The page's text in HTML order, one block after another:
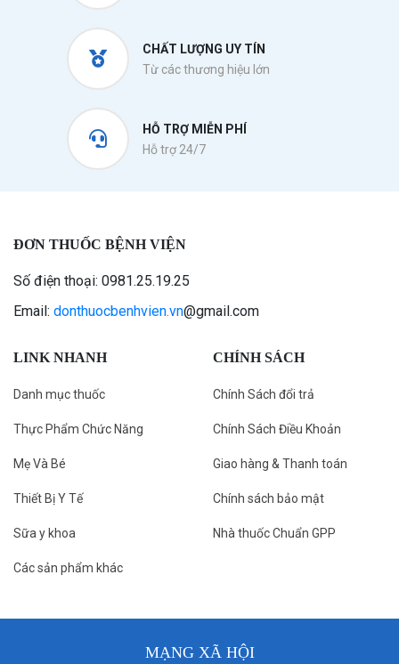
CHẤT LƯỢNG UY TÍN
Từ các thương hiệu lớn
HỖ TRỢ MIỄN PHÍ
Hỗ trợ 24/7
ĐƠN THUỐC BỆNH VIỆN
Số điện thoại: 0981.25.19.25
Email: donthuocbenhvien.vn@gmail.com
LINK NHANH
Danh mục thuốc
Thực Phẩm Chức Năng
Mẹ Và Bé
Thiết Bị Y Tế
Sữa y khoa
Các sản phẩm khác
CHÍNH SÁCH
Chính Sách đổi trả
Chính Sách Điều Khoản
Giao hàng & Thanh toán
Chính sách bảo mật
Nhà thuốc Chuẩn GPP
MẠNG XÃ HỘI